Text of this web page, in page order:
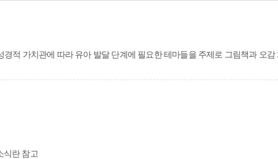
적 가치관에 따라 유아 발달 단계에 필요한 테마들을 주제로 그림책과 오
식란 참고